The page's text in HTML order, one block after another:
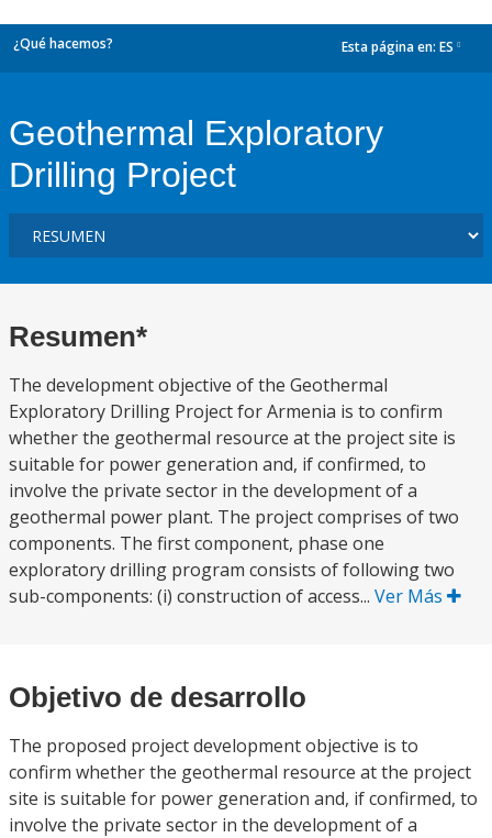
¿Qué hacemos? Esta página en: ES
Geothermal Exploratory
Drilling Project
Resumen*
The development objective of the Geothermal
Exploratory Drilling Project for Armenia is to confirm
whether the geothermal resource at the project site is
suitable for power generation and, if confirmed, to
involve the private sector in the development of a
geothermal power plant. The project comprises of two
components. The first component, phase one
exploratory drilling program consists of following two
sub-components: (i) construction of access... Ver Más
Objetivo de desarrollo
The proposed project development objective is to
confirm whether the geothermal resource at the project
site is suitable for power generation and, if confirmed, to
involve the private sector in the development of a